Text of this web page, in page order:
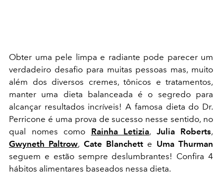
Obter uma pele limpa e radiante pode parecer um
verdadeiro desafio para muitas pessoas mas, muito
além dos diversos cremes, tônicos e tratamentos,
manter uma dieta balanceada é o segredo para
alcançar resultados incríveis! A famosa dieta do Dr.
Perricone é uma prova de sucesso nesse sentido, no
qual nomes como Rainha Letizia, Julia Roberts,
Gwyneth Paltrow, Cate Blanchett e Uma Thurman
seguem e estão sempre deslumbrantes! Confira 4
hábitos alimentares baseados nessa dieta.